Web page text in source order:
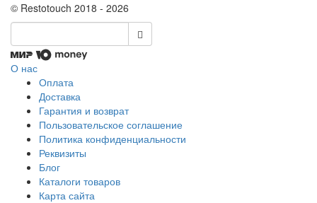
© Restotouch 2018 - 2026
О нас
Оплата
Доставка
Гарантия и возврат
Пользовательское соглашение
Политика конфиденциальности
Реквизиты
Блог
Каталоги товаров
Карта сайта